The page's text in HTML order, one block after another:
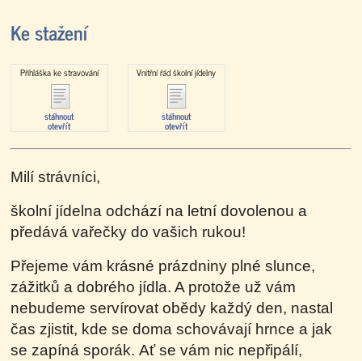
Ke stažení
Přihláška ke stravování
stáhnout
otevřít
Vnitřní řád školní jídelny
stáhnout
otevřít
Milí strávníci,
školní jídelna odchází na letní dovolenou a
předává vařečky do vašich rukou!
Přejeme vám krásné prázdniny plné slunce,
zážitků a dobrého jídla. A protože už vám
nebudeme servírovat obědy každý den, nastal
čas zjistit, kde se doma schovávají hrnce a jak
se zapínásporák.Ať se vám nic nepřipálí,